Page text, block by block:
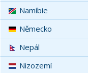
Namíbie
Německo
Nepál
Nizozemí